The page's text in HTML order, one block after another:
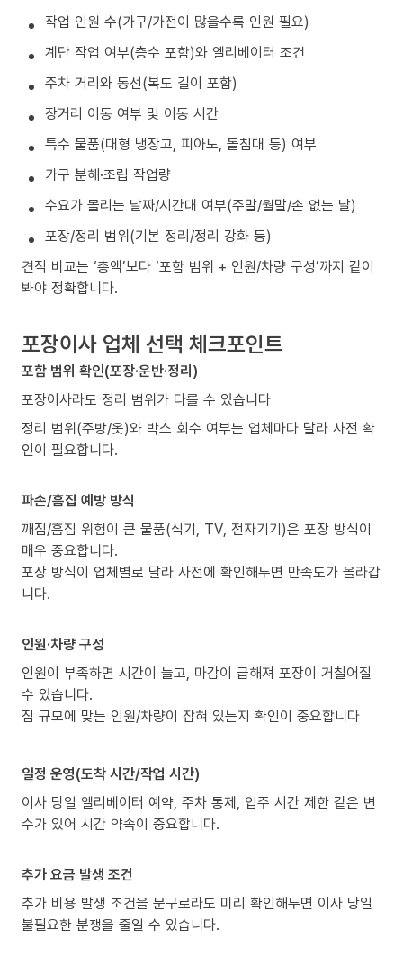
작업 인원 수(가구/가전이 많을수록 인원 필요)
계단 작업 여부(층수 포함)와 엘리베이터 조건
주차 거리와 동선(복도 길이 포함)
장거리 이동 여부 및 이동 시간
특수 물품(대형 냉장고, 피아노, 돌침대 등) 여부
가구 분해·조립 작업량
수요가 몰리는 날짜/시간대 여부(주말/월말/손 없는 날)
포장/정리 범위(기본 정리/정리 강화 등)
견적 비교는 ‘총액’보다 ‘포함 범위 + 인원/차량 구성’까지 같이
봐야 정확합니다.
포장이사 업체 선택 체크포인트
포함 범위 확인(포장·운반·정리)
포장이사라도 정리 범위가 다를 수 있습니다
정리 범위(주방/옷)와 박스 회수 여부는 업체마다 달라 사전 확
인이 필요합니다.
파손/흠집 예방 방식
깨짐/흠집 위험이 큰 물품(식기, TV, 전자기기)은 포장 방식이
매우 중요합니다.
포장 방식이 업체별로 달라 사전에 확인해두면 만족도가 올라갑
니다.
인원·차량 구성
인원이 부족하면 시간이 늘고, 마감이 급해져 포장이 거칠어질
수 있습니다.
짐 규모에 맞는 인원/차량이 잡혀 있는지 확인이 중요합니다
일정 운영(도착 시간/작업 시간)
이사 당일 엘리베이터 예약, 주차 통제, 입주 시간 제한 같은 변
수가 있어 시간 약속이 중요합니다.
추가 요금 발생 조건
추가 비용 발생 조건을 문구로라도 미리 확인해두면 이사 당일
불필요한 분쟁을 줄일 수 있습니다.